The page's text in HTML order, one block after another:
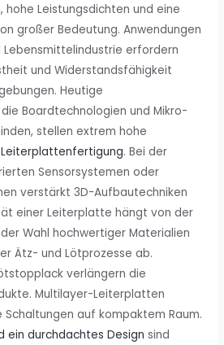
Leistungsdichten und eine
großer Bedeutung. Anwendungen
Lebensmittelindustrie erfordern
und Widerstandsfähigkeit
Heutige
Boardtechnologien und Mikro-
stellen extrem hohe
Leiterplattenfertigung. Bei der
Sensorsystemen oder
verstärkt 3D-Aufbautechniken
einer Leiterplatte hängt von der
Wahl hochwertiger Materialien
Ätz- und Lötprozesse ab.
verlängern die
Multilayer-Leiterplatten
auf kompaktem Raum.
ein durchdachtes Design sind